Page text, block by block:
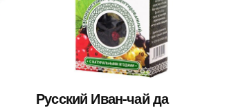
Русский Иван-чай да